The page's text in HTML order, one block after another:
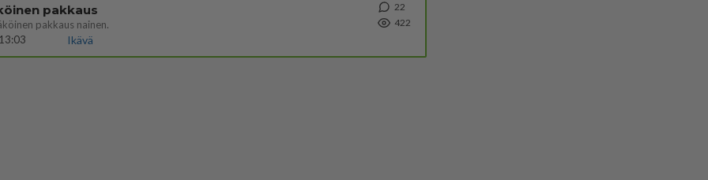
pakkaus
pakkaus nainen.
Ikävä
22
422